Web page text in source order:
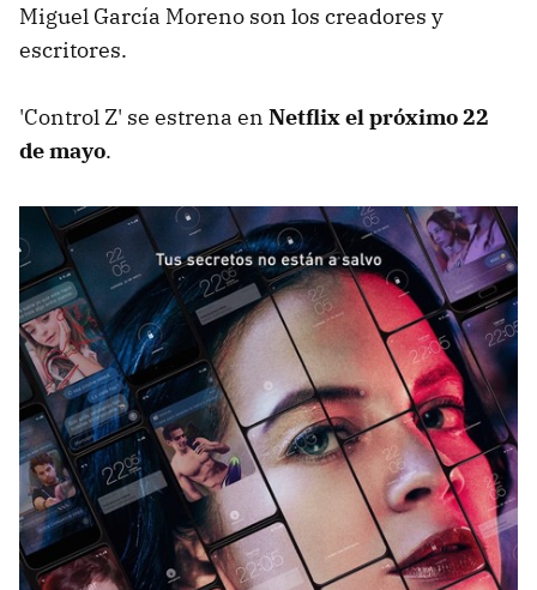
Miguel García Moreno son los creadores y
escritores.
'Control Z' se estrena en Netflix el próximo 22
de mayo.